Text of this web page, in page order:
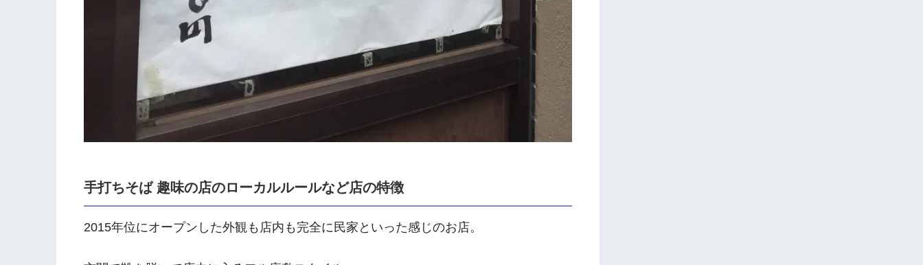
手打ちそば 趣味の店のローカルルールなど店の特徴
2015年位にオープンした外観も店内も完全に民家といった感じのお店。